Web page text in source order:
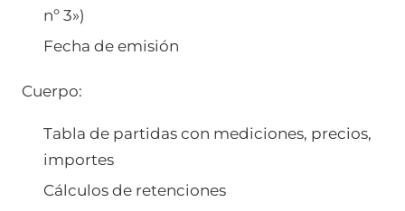
nº 3»)
Fecha de emisión
Cuerpo:
Tabla de partidas con mediciones, precios,
importes
Cálculos de retenciones